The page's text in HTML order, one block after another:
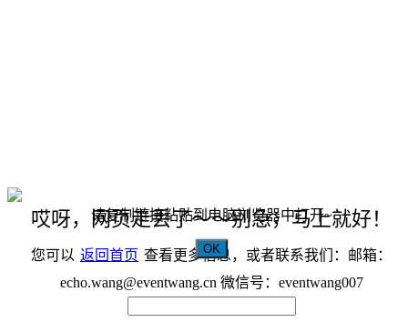
哎呀，网页走丢了～～别急，马上就好！
您可以 返回首页 查看更多信息，或者联系我们：邮箱：
echo.wang@eventwang.cn 微信号：eventwang007
请复制链接粘贴到电脑浏览器中打开~
OK